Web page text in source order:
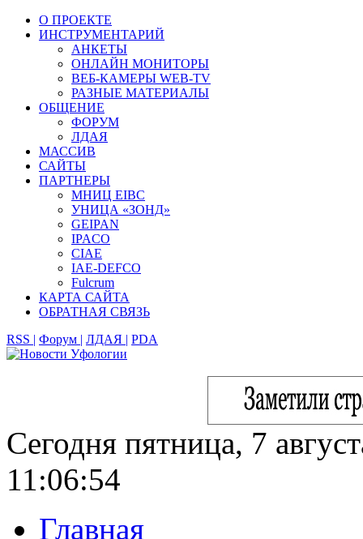
О ПРОЕКТЕ
ИНСТРУМЕНТАРИЙ
АНКЕТЫ
ОНЛАЙН МОНИТОРЫ
ВЕБ-КАМЕРЫ WEB-TV
РАЗНЫЕ МАТЕРИАЛЫ
ОБЩЕНИЕ
ФОРУМ
ЛДАЯ
МАССИВ
САЙТЫ
ПАРТНЕРЫ
МНИЦ EIBC
УНИЦА «ЗОНД»
GEIPAN
IPACO
CIAE
IAE-DEFCO
Fulcrum
КАРТА САЙТА
ОБРАТНАЯ СВЯЗЬ
RSS | Форум | ЛДАЯ | PDA
Сегодня пятница, 7
11:06:55
Главная